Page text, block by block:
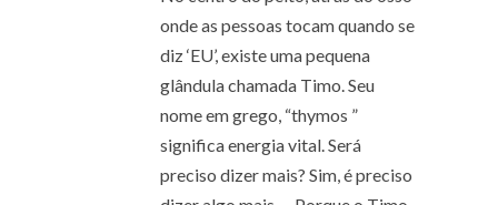
onde as pessoas tocam quando se
diz ‘EU’, existe uma pequena
glândula chamada Timo. Seu
nome em grego, “thymos ”
significa energia vital. Será
preciso dizer mais? Sim, é preciso